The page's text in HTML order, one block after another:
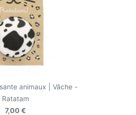
animaux | Vâche -
Ratatam
7,00 €